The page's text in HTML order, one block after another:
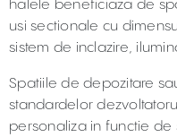
halele beneficiaza de
usi sectionale cu
sistem de inclazire,
Spatiile de depozitare
standardelor
personaliza in functie de